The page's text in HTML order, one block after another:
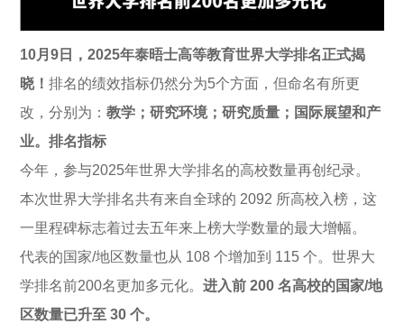
10月9日，2025年泰晤士高等教育世界大学排名正式揭
晓！排名的绩效指标仍然分为5个方面，但命名有所更
改，分别为：教学；研究环境；研究质量；国际展望和产
业。排名指标
今年，参与2025年世界大学排名的高校数量再创纪录。
本次世界大学排名共有来自全球的 2092 所高校入榜，这
一里程碑标志着过去五年来上榜大学数量的最大增幅。
代表的国家/地区数量也从 108 个增加到 115 个。世界大
学排名前200名更加多元化。进入前 200 名高校的国家/地
区数量已升至 30 个。